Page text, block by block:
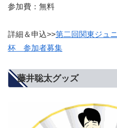
参加費：無料
詳細＆申込>>第二回関東ジュ
杯 参加者募集
藤井聡太グッズ